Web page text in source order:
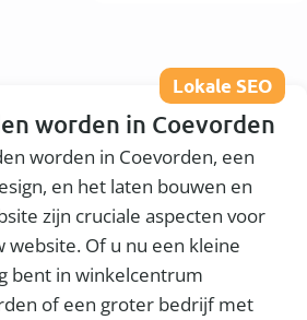
Lokale SEO
worden in Coevorden
worden in Coevorden, een
en het laten bouwen en
zijn cruciale aspecten voor
website. Of u nu een kleine
bent in winkelcentrum
of een groter bedrijf met